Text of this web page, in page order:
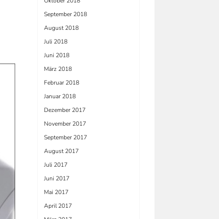
September 2018
August 2018
Juli 2018
Juni 2018
März 2018
Februar 2018
Januar 2018
Dezember 2017
November 2017
September 2017
August 2017
Juli 2017
Juni 2017
Mai 2017
April 2017